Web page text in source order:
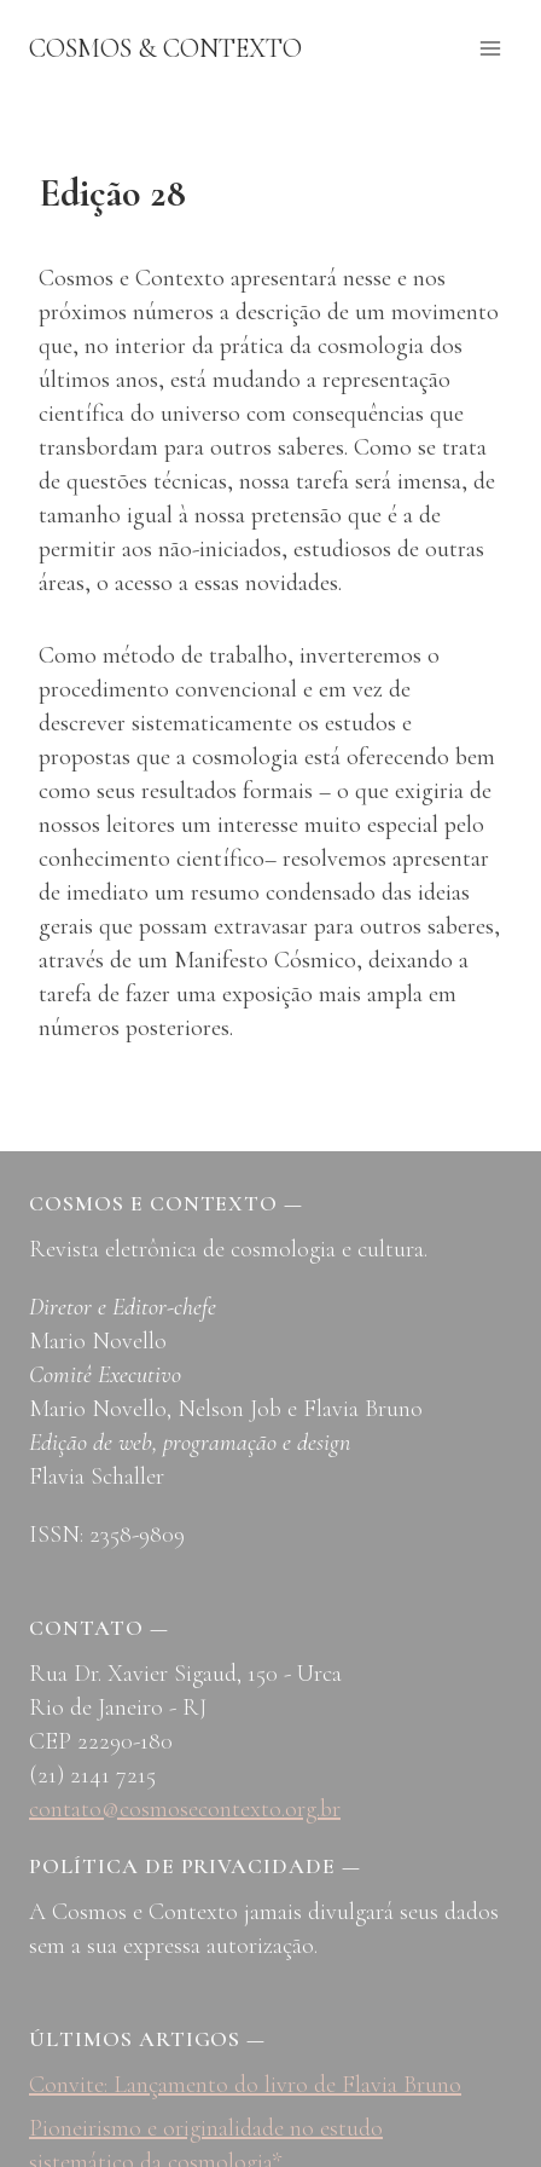
paraCOSMOS & CONTEXTO
Edição 28
Cosmos e Contexto apresentará nesse e nos
próximos números a descrição de um movimento
que, no interior da prática da cosmologia dos
últimos anos, está mudando a representação
científica do universo com consequências que
transbordam para outros saberes. Como se trata
de questões técnicas, nossa tarefa será imensa, de
tamanho igual à nossa pretensão que é a de
permitir aos não-iniciados, estudiosos de outras
áreas, o acesso a essas novidades.
Como método de trabalho, inverteremos o
procedimento convencional e em vez de
descrever sistematicamente os estudos e
propostas que a cosmologia está oferecendo bem
como seus resultados formais – o que exigiria de
nossos leitores um interesse muito especial pelo
conhecimento científico– resolvemos apresentar
de imediato um resumo condensado das ideias
gerais que possam extravasar para outros saberes,
através de um Manifesto Cósmico, deixando a
tarefa de fazer uma exposição mais ampla em
números posteriores.
COSMOS E CONTEXTO—
Revista eletrônica de cosmologia e cultura.
Diretor e Editor-chefe
Mario Novello
Comitê Executivo
Mario Novello, Nelson Job e Flavia Bruno
Edição de web, programação e design
Flavia Schaller
ISSN: 2358-9809
CONTATO —
Rua Dr. Xavier Sigaud, 150 - Urca
Rio de Janeiro - RJ
CEP 22290-180
(21) 2141 7215
contato@cosmosecontexto.org.br
POLÍTICA DE PRIVACIDADE—
A Cosmos e Contexto jamais divulgará seus dados
sem a sua expressa autorização.
ÚLTIMOS ARTIGOS—
Convite: Lançamento do livro de Flavia Bruno
Pioneirismo e originalidade no estudo